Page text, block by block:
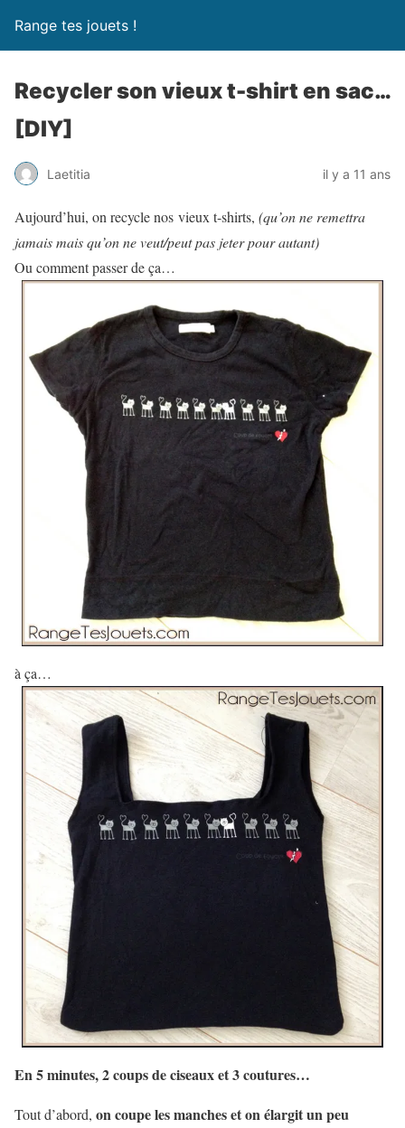
Range tes jouets !
Recycler son vieux t-shirt en sac…
[DIY]
Laetitia il y a 11 ans
Aujourd’hui, on recycle nos vieux t-shirts, (qu’on ne remettra
jamais mais qu’on ne veut/peut pas jeter pour autant)
Ou comment passer de ça…
à ça…
En 5 minutes, 2 coups de ciseaux et 3 coutures…
Tout d’abord, on coupe les manches et on élargit un peu